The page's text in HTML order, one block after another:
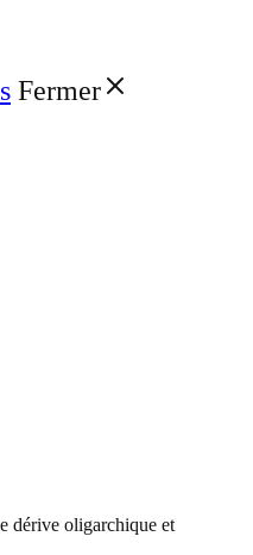
Fermer
dérive oligarchique et